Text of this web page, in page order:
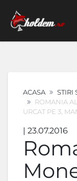
ACASA STIRI
ROMANIA
URCAT PE 3,
| 23.07.2016